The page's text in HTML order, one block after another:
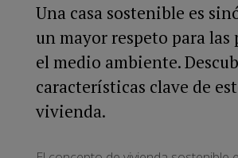
Una casa sostenible es
un mayor respeto para las
el medio ambiente.
características clave de
vivienda.